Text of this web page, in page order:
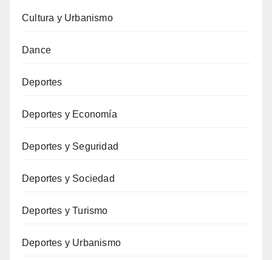
Cultura y Urbanismo
Dance
Deportes
Deportes y Economía
Deportes y Seguridad
Deportes y Sociedad
Deportes y Turismo
Deportes y Urbanismo